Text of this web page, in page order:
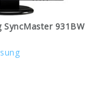
SyncMaster 931BW